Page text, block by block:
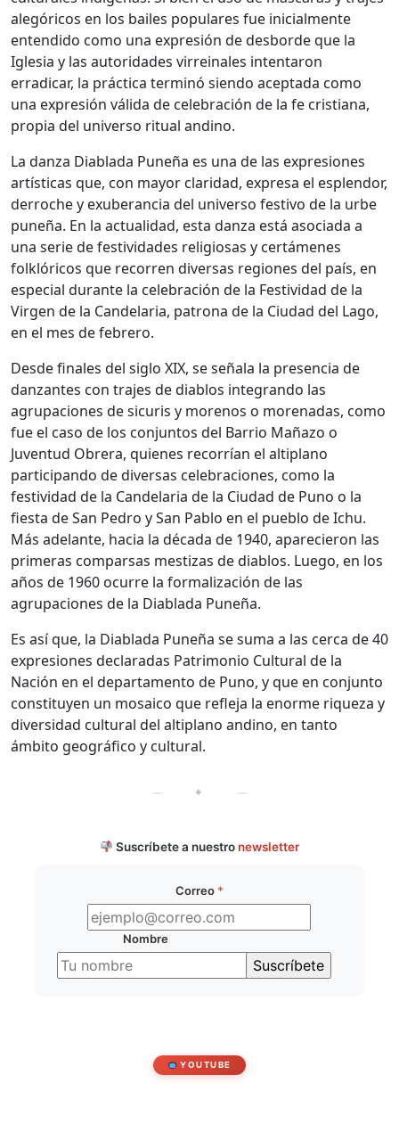
alegóricos en los bailes populares fue inicialmente
entendido como una expresión de desborde que la
Iglesia y las autoridades virreinales intentaron
erradicar, la práctica terminó siendo aceptada como
una expresión válida de celebración de la fe cristiana,
propia del universo ritual andino.
La danza Diablada Puneña es una de las expresiones
artísticas que, con mayor claridad, expresa el esplendor,
derroche y exuberancia del universo festivo de la urbe
puneña. En la actualidad, esta danza está asociada a
una serie de festividades religiosas y certámenes
folklóricos que recorren diversas regiones del país, en
especial durante la celebración de la Festividad de la
Virgen de la Candelaria, patrona de la Ciudad del Lago,
en el mes de febrero.
Desde finales del siglo XIX, se señala la presencia de
danzantes con trajes de diablos integrando las
agrupaciones de sicuris y morenos o morenadas, como
fue el caso de los conjuntos del Barrio Mañazo o
Juventud Obrera, quienes recorrían el altiplano
participando de diversas celebraciones, como la
festividad de la Candelaria de la Ciudad de Puno o la
fiesta de San Pedro y San Pablo en el pueblo de Ichu.
Más adelante, hacia la década de 1940, aparecieron las
primeras comparsas mestizas de diablos. Luego, en los
años de 1960 ocurre la formalización de las
agrupaciones de la Diablada Puneña.
Es así que, la Diablada Puneña se suma a las cerca de 40
expresiones declaradas Patrimonio Cultural de la
Nación en el departamento de Puno, y que en conjunto
constituyen un mosaico que refleja la enorme riqueza y
diversidad cultural del altiplano andino, en tanto
ámbito geográfico y cultural.
✦
Suscríbete a nuestro newsletter
Correo *
Nombre
YOUTUBE